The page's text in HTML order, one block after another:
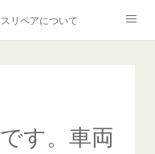
リペアについて
研磨・磨き
す。車両